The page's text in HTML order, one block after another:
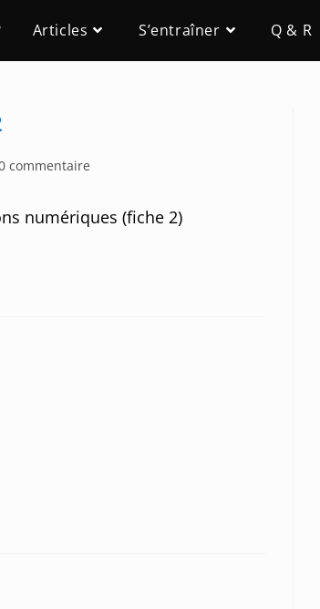
Articles S’entraîner Q & R
commentaire
numériques (fiche 2)